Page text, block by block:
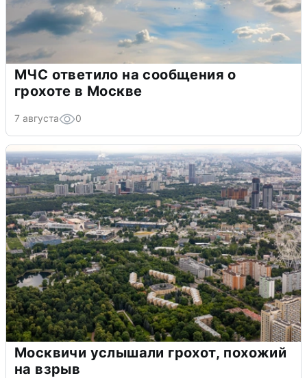
МЧС ответило на сообщения о
грохоте в Москве
7 августа 0
Москвичи услышали грохот, похожий
на взрыв